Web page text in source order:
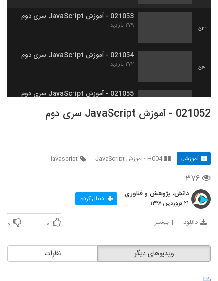
53
021053 - آموزش JavaScript سری دوم
۳۷۹ بازدید
54
021054 - آموزش JavaScript سری دوم
۳۷۲ بازدید
021055 - آموزش JavaScript سری دوم
58
59
021059 - آموزش JavaScript سری دوم
021052 - آموزش JavaScript سری دوم
آموزشی H004 - آموزش JavaScript javascript
۳۷۶
دانش، پژوهش و فناوری
۲۱ فروردین ۱۳۹۷ دنبال کردن
دانلود بیشتر ۰ ۰
نظرات ویدیوهای دیگر